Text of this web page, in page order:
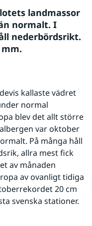
landmassor
normalt. I
nederbördsrikt.
kallaste vädret
normal
blev det allt större
var oktober
På många håll
allra mest fick
av månaden
av ovanligt tidiga
20 cm
svenska stationer.